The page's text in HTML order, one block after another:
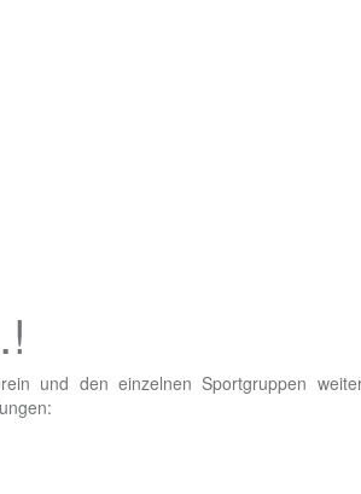
und den einzelnen Sportgruppen